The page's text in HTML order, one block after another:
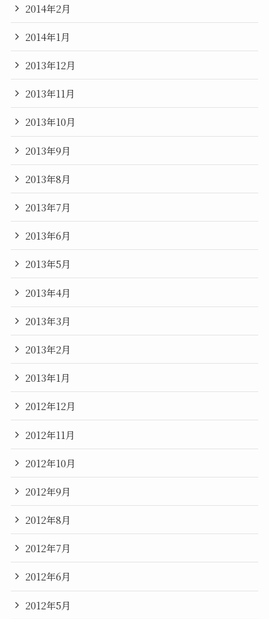
2014年2月
2014年1月
2013年12月
2013年11月
2013年10月
2013年9月
2013年8月
2013年7月
2013年6月
2013年5月
2013年4月
2013年3月
2013年2月
2013年1月
2012年12月
2012年11月
2012年10月
2012年9月
2012年8月
2012年7月
2012年6月
2012年5月